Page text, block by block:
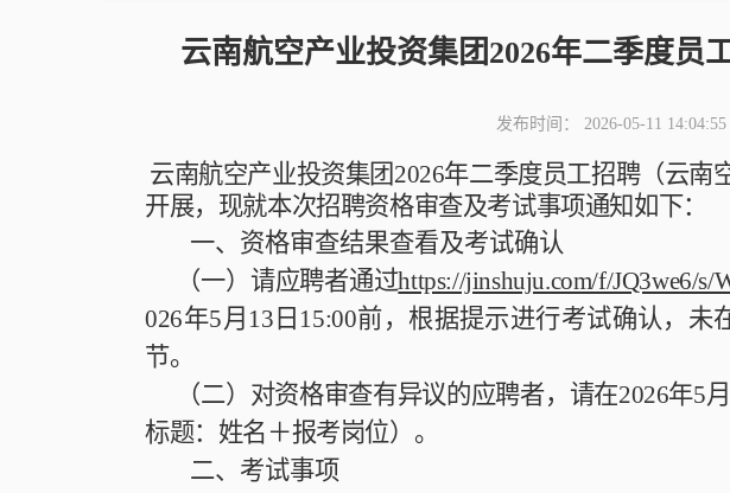
云南航空产业投资集团2026年二季度员
发布时间： 2026-05-11
云南航空产业投资集团 2026年二季度员工招聘（云南
开展，现就本次招聘资格审查及考试事项通知如下：
一、 资格审查结果查看及考试确认
（一） 请应聘者通过https://jinshuju.com/f/JQ3we6/s/
026年5月 13 日 15:00前，根据提示进行考试确认，未
节。
（二） 对资格审查有异议的应聘者，请在2026年5月
标题：姓名＋报考岗位）。
二、 考试事项